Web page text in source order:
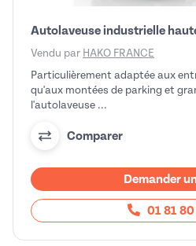
Autolaveuse industrielle
Vendu par HAKO FRANCE
Particulièrement adaptée aux
qu'aux montées de parking et
l'autolaveuse ...
Comparer
Demander
01 81 80